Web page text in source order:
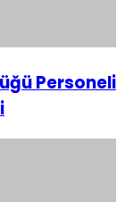
Personeli